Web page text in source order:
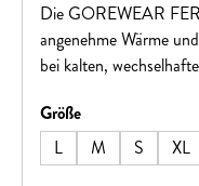
Die GOREWEAR
angenehme Wärme
bei kalten,
vorgeformte Schultern
Bewegungsfreiheit in
Zwei Reißverschluss-
Größeauswählen
L
M S XL